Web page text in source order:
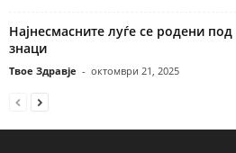
Најнесмасните луѓе се родени
знаци
Твое Здравје - октомври 21, 2025